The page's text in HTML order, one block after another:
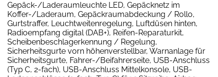
Gepäck-/Laderaumleuchte LED, Gepäcknetz im
Koffer-/Laderaum, Gepäckraumabdeckung / Rollo,
Gurtstraffer, Leuchtweitenregelung, Luftdüsen hinten,
Radioempfang digital (DAB+), Reifen-Reparaturkit,
Scheibenbeschlagerkennung / Regelung,
Sicherheitsgurte vorn höhenverstellbar, Warnanlage für
Sicherheitsgurte, Fahrer-/Beifahrerseite, USB-Anschluss
(Typ C, 2-fach), USB-Anschluss Mittelkonsole, USB-